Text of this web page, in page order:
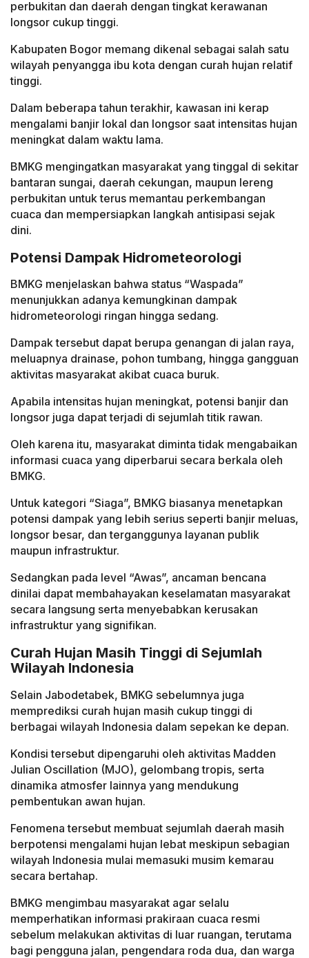
perbukitan dan daerah dengan tingkat kerawanan
longsor cukup tinggi.
Kabupaten Bogor memang dikenal sebagai salah satu
wilayah penyangga ibu kota dengan curah hujan relatif
tinggi.
Dalam beberapa tahun terakhir, kawasan ini kerap
mengalami banjir lokal dan longsor saat intensitas hujan
meningkat dalam waktu lama.
BMKG mengingatkan masyarakat yang tinggal di sekitar
bantaran sungai, daerah cekungan, maupun lereng
perbukitan untuk terus memantau perkembangan
cuaca dan mempersiapkan langkah antisipasi sejak
dini.
Potensi Dampak Hidrometeorologi
BMKG menjelaskan bahwa status “Waspada”
menunjukkan adanya kemungkinan dampak
hidrometeorologi ringan hingga sedang.
Dampak tersebut dapat berupa genangan di jalan raya,
meluapnya drainase, pohon tumbang, hingga gangguan
aktivitas masyarakat akibat cuaca buruk.
Apabila intensitas hujan meningkat, potensi banjir dan
longsor juga dapat terjadi di sejumlah titik rawan.
Oleh karena itu, masyarakat diminta tidak mengabaikan
informasi cuaca yang diperbarui secara berkala oleh
BMKG.
Untuk kategori “Siaga”, BMKG biasanya menetapkan
potensi dampak yang lebih serius seperti banjir meluas,
longsor besar, dan terganggunya layanan publik
maupun infrastruktur.
Sedangkan pada level “Awas”, ancaman bencana
dinilai dapat membahayakan keselamatan masyarakat
secara langsung serta menyebabkan kerusakan
infrastruktur yang signifikan.
Curah Hujan Masih Tinggi di Sejumlah
Wilayah Indonesia
Selain Jabodetabek, BMKG sebelumnya juga
memprediksi curah hujan masih cukup tinggi di
berbagai wilayah Indonesia dalam sepekan ke depan.
Kondisi tersebut dipengaruhi oleh aktivitas Madden
Julian Oscillation (MJO), gelombang tropis, serta
dinamika atmosfer lainnya yang mendukung
pembentukan awan hujan.
Fenomena tersebut membuat sejumlah daerah masih
berpotensi mengalami hujan lebat meskipun sebagian
wilayah Indonesia mulai memasuki musim kemarau
secara bertahap.
BMKG mengimbau masyarakat agar selalu
memperhatikan informasi prakiraan cuaca resmi
sebelum melakukan aktivitas di luar ruangan, terutama
bagi pengguna jalan, pengendara roda dua, dan warga